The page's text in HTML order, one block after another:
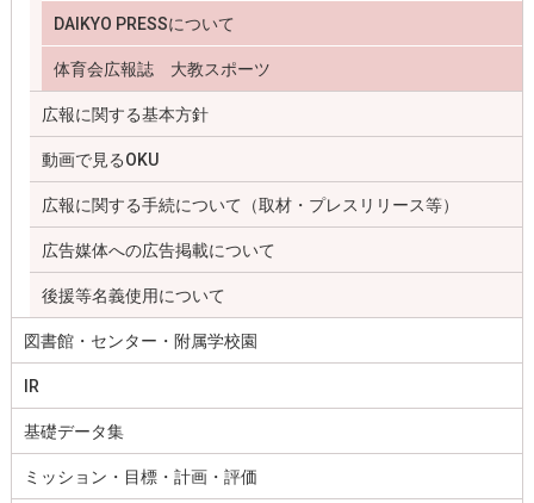
DAIKYO PRESSについて
体育会広報誌 大教スポーツ
広報に関する基本方針
動画で見るOKU
広報に関する手続について（取材・プレスリリース等）
広告媒体への広告掲載について
後援等名義使用について
図書館・センター・附属学校園
IR
基礎データ集
ミッション・目標・計画・評価